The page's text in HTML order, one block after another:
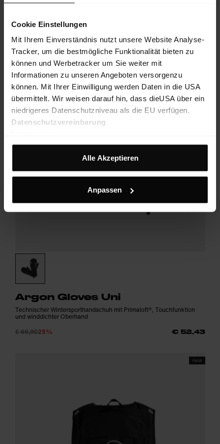
Cookie Einstellungen
Mit Ihrem Einverständnis nutzt unsere Website Analyse-
Tracker, um die bestmögliche Funktionalität bieten zu
können und Werbetracker um Sie weiter mit
Informationen zu unseren Angeboten versorgenzu
können. Mit Ihrer Einwilligung werden Daten in die USA
übermittelt. Wir weisen darauf hin, dass dieUSA über ein
niedrigeres Datenschutzniveau als die EU verfügen.
Datenschutzvereinbarung
Alle Akzeptieren
Anpassen
Argon Gloves Uni
Technischer Wintersporthandschuh mit Primaloft®, Touchfunktion
und winddichter Oberhand
€ 69,9025% € 52,43
FW25